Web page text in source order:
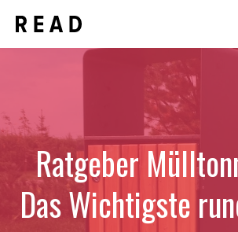
Inhalt
springen
Ratgeber
Das Wichtigste